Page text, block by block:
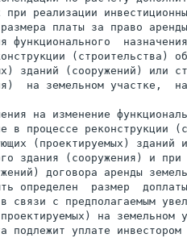
при реализации
платы за право
функционального
(строительства)
зданий (сооружений) или
на земельном участке,
на изменение
в процессе реконструкции
(проектируемых) зданий
здания (сооружения) и
договора аренды
определен  размер
связи с предполагаемым
на земельном
уплате инвестором